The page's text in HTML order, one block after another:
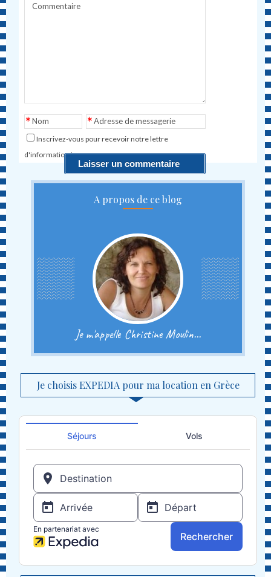
Commentaire
Nom
* Adresse de messagerie
*
Inscrivez-vous pour recevoir notre lettre
d'information !
A propos de ce blog
Je m'appelle Christine Moulin...
Je choisis EXPEDIA pour ma location en Grèce